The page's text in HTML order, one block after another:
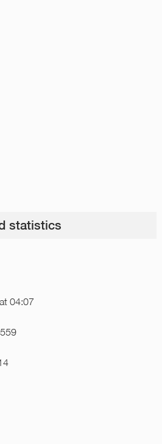
statistics
04:07